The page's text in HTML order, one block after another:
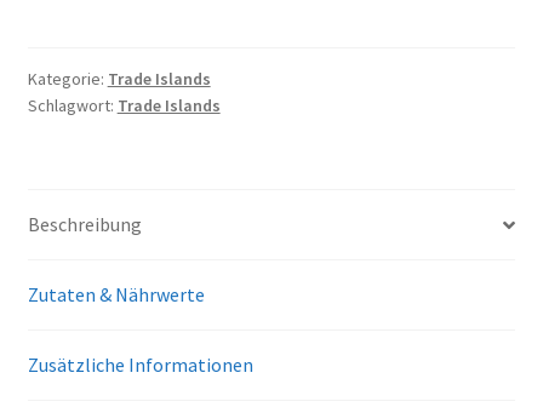
Lemon-
Lime
0,33l
Kategorie: Trade Islands
Schlagwort: Trade Islands
Beschreibung
Zutaten & Nährwerte
Zusätzliche Informationen